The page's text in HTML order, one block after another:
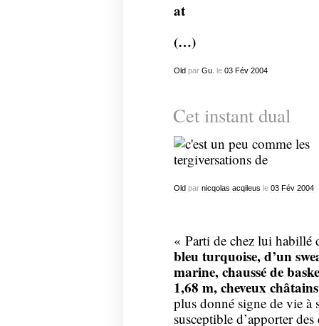
at
(…)
Oldpar Gu. le 03 Fév 2004
Cet instant dual
Oldpar nicqolas acqileus le 03 Fév 2004
« Parti de chez lui habillé
bleu turquoise, d’un
marine, chaussé de
1,68 m, cheveux
plus donné signe de vie à
susceptible d’apporter